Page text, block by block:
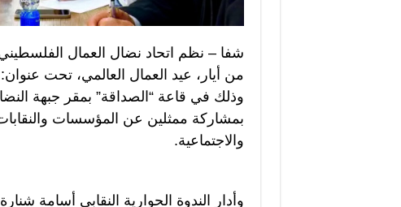
شفا – نظم اتحاد نضال العمال
من أيار، عيد العمال العالمي، تحت عنوان:
وذلك في قاعة “الصداقة” بمقر جبهة
بمشاركة ممثلين عن المؤسسات والنقابات
والاجتماعية.
وأدار الندوة الحوارية النقابي أسامة